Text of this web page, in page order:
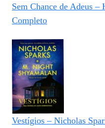
Sem Chance de Adeus –
Completo
Vestígios – Nicholas